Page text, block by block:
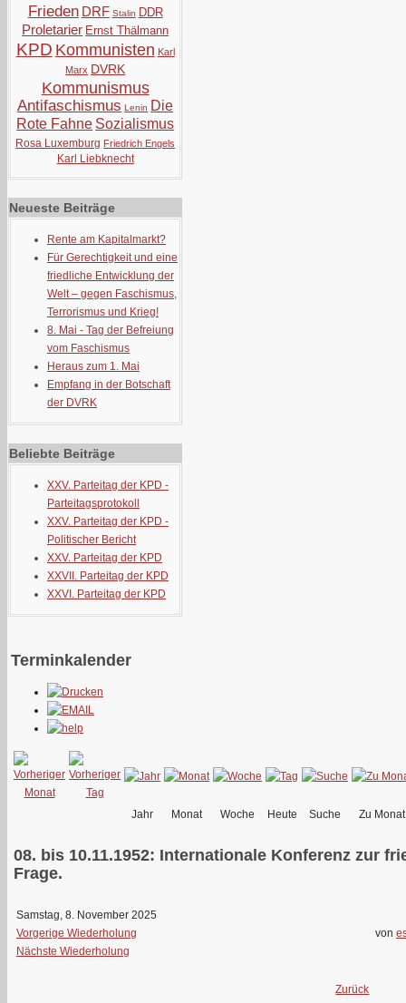
Frieden DRF Stalin DDR
Proletarier Ernst Thälmann
KPD Kommunisten Karl
Marx DVRK
Kommunismus
Antifaschismus Lenin Die
Rote Fahne Sozialismus
Rosa Luxemburg Friedrich Engels
Karl Liebknecht
Neueste Beiträge
Rente am Kapitalmarkt?
Für Gerechtigkeit und eine
friedliche Entwicklung der
Welt – gegen Faschismus,
Terrorismus und Krieg!
8. Mai - Tag der Befreiung
vom Faschismus
Heraus zum 1. Mai
Empfang in der Botschaft
der DVRK
Beliebte Beiträge
XXV. Parteitag der KPD -
Parteitagsprotokoll
XXV. Parteitag der KPD -
Politischer Bericht
XXV. Parteitag der KPD
XXVII. Parteitag der KPD
XXVI. Parteitag der KPD
Terminkalender
Jahr Monat Woche Heute Suche Zu Monat
08. bis 10.11.1952: Internationale Konferenz zur
Frage.
Samstag, 8. November 2025
Vorgerige Wiederholung
Nächste Wiederholung
von
Zurück